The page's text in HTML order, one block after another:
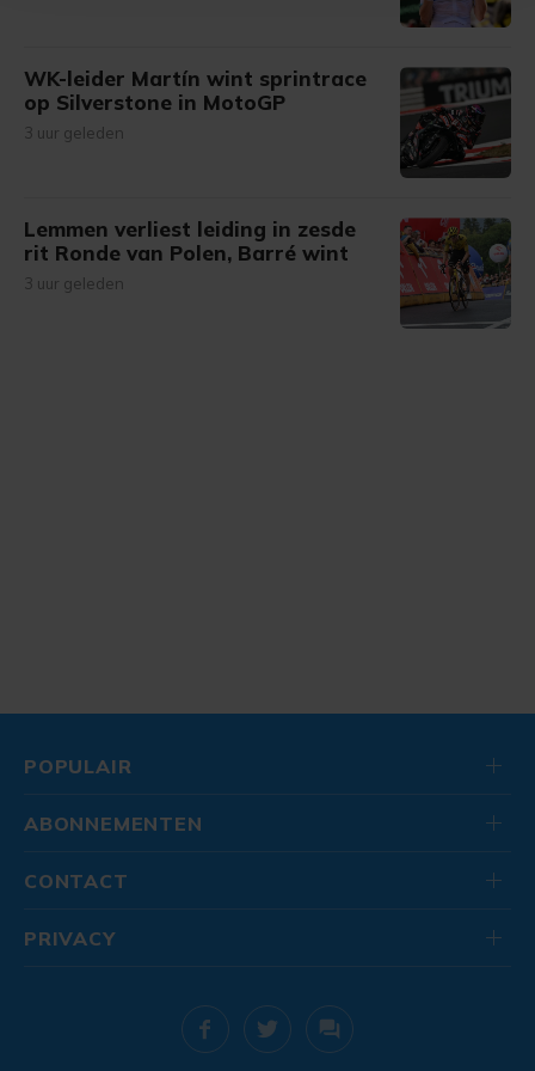
gemaakte keuze altijd wijzigen of intrekken.
WK-leider Martín wint sprintrace
op Silverstone in MotoGP
3 uur geleden
Lemmen verliest leiding in zesde
rit Ronde van Polen, Barré wint
3 uur geleden
POPULAIR
ABONNEMENTEN
CONTACT
PRIVACY